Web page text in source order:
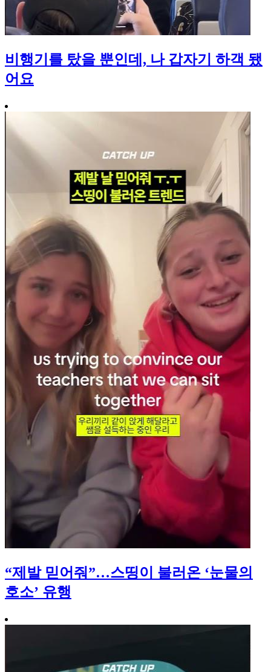
비행기를 탔을 뿐인데, 나 갑자기 하객 됐
어요
“제발 믿어줘”…스띵이 불러온 ‘눈물의
호소’ 유행